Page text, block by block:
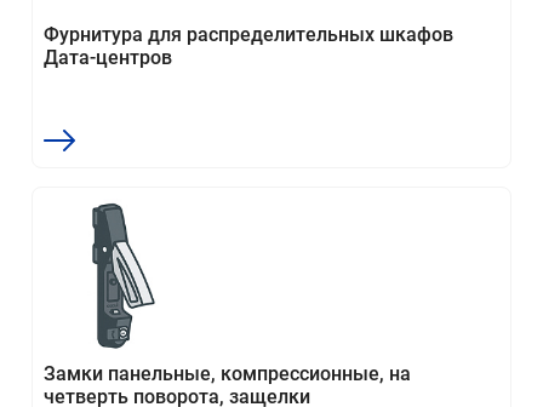
Фурнитура для распределительных шкафов
Дата-центров
Замки панельные, компрессионные, на
четверть поворота, защелки